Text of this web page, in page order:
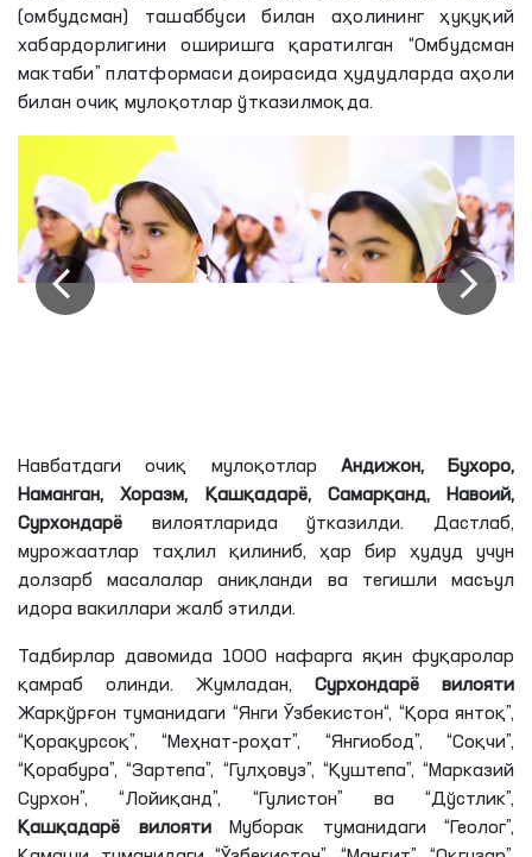
(омбудсман) ташаббуси билан аҳолининг ҳуқуқий
хабардорлигини оширишга қаратилган “Омбудсман
мактаби” платформаси доирасида ҳудудларда аҳоли
билан очиқ мулоқотлар ўтказилмоқда.
Навбатдаги очиқ мулоқотлар Андижон, Бухоро,
Наманган,Хоразм, Қашқадарё, Самарқанд, Навоий,
Сурхондарё вилоятларида ўтказилди. Дастлаб,
мурожаатлар таҳлил қилиниб, ҳар бир ҳудуд учун
долзарб масалалар аниқланди ва тегишли масъул
идора вакиллари жалб этилди.
Тадбирлар давомида 1000 нафарга яқин фуқаролар
қамраб олинди. Жумладан, Сурхондарё
вилояти
Жарқўрғон туманидаги “Янги Ўзбекистон“, “Қора янтоқ”,
“Қорақурсоқ”, “Меҳнат-роҳат”, “Янгиобод”, “Соқчи”,
“Қорабура”, “Зартепа”, “Гулҳовуз”, “Қуштепа”, “Марказий
Сурхон”, “Лойиқанд”, “Гулистон” ва “Дўстлик”,
Қашқадарё
вилоятиМуборак туманидаги “Геолог”,